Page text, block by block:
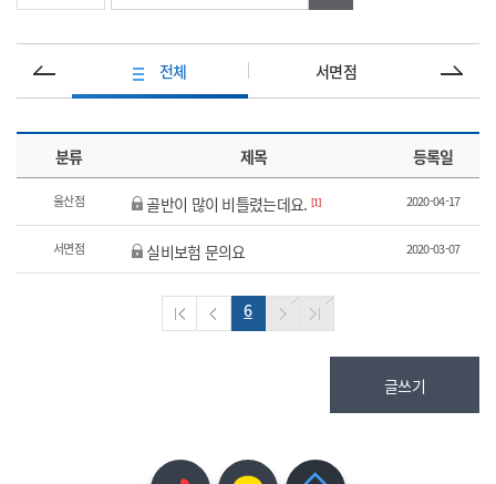
전체 서면점
분류 제목 등록일
울산점 골반이 많이 비틀렸는데요. [1] 2020-04-17
서면점 실비보험 문의요 2020-03-07
6
글쓰기